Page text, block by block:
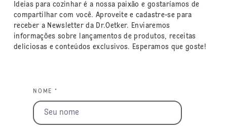
Ideias para cozinhar é a nossa paixão e gostaríamos de
compartilhar com você. Aproveite e cadastre-se para
receber a Newsletter da Dr.Oetker. Enviaremos
informações sobre lançamentos de produtos, receitas
deliciosas e conteúdos exclusivos. Esperamos que goste!
NOME *